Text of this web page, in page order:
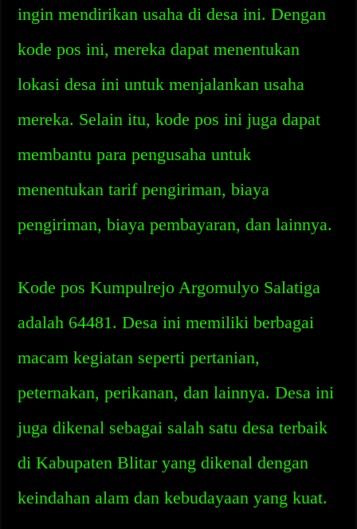
ingin mendirikan usaha di desa ini. Dengan
kode pos ini, mereka dapat menentukan
lokasi desa ini untuk menjalankan usaha
mereka. Selain itu, kode pos ini juga dapat
membantu para pengusaha untuk
menentukan tarif pengiriman, biaya
pengiriman, biaya pembayaran, dan lainnya.
Kode pos Kumpulrejo Argomulyo Salatiga
adalah 64481. Desa ini memiliki berbagai
macam kegiatan seperti pertanian,
peternakan, perikanan, dan lainnya. Desa ini
juga dikenal sebagai salah satu desa terbaik
di Kabupaten Blitar yang dikenal dengan
keindahan alam dan kebudayaan yang kuat.